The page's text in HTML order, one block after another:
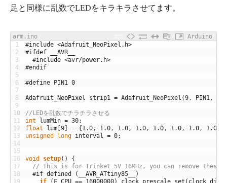
足と同様に乱数でLEDをキラキラさせてます。
arm.ino
Arduino
1
2
3
4
5
6
7
8
9
10
11
12
13
14
15
16
17
18
19
#include <Adafruit_NeoPixel.h>
#ifdef __AVR__
#include <avr/power.h>
#endif
#define PIN1 0
Adafruit NeoPixel strip1 = Adafruit_NeoPixel (9, PIN1,
//LEDを乱数でチラチラさせる
int
lumMin = 30;
float
lum [9] = {1.0, 1.0, 1.0, 1.0, 1.0, 1.0, 1.0, 1.0
unsigned
long interval = 0;
void setup( )
{
// This is for Trinket 5V 16MHz, you can remove
#if defined (__AVR_ATtiny85__)
if
( F_CPU == 16000000) clock_prescale_set ( clock_div_1